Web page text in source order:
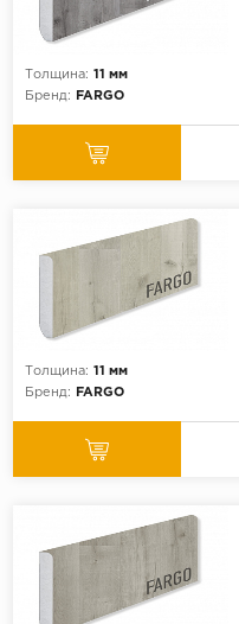
Толщина: 11 мм
Бренд:
FARGO
Толщина: 11 мм
Бренд:
FARGO